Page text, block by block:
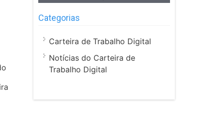
Categorias
Carteira de Trabalho Digital
Notícias do Carteira de
Trabalho Digital